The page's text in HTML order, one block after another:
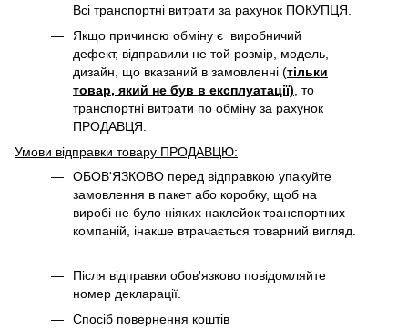
Всі транспортні витрати за рахунок ПОКУПЦЯ.
Якщо причиною обміну є виробничий
дефект, відправили не той розмір, модель,
дизайн, що вказаний в замовленні (тільки
товар, який не був в експлуатації) , то
транспортні витрати по обміну за рахунок
ПРОДАВЦЯ. ​
Умови відправки товару ПРОДАВЦЮ:
ОБОВ'ЯЗКОВО перед відправкою упакуйте
замовлення в пакет або коробку, щоб на
виробі не було ніяких наклейок транспортних
компаній, інакше втрачається товарний вигляд.
Після відправки обов'язково повідомляйте
номер декларації.
Спосіб повернення коштів